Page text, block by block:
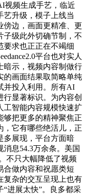
视频生成手艺，临近
艺升级，模子上线当
傍边，画面更精准、更
子级此外切确节制，不
要求也正正在不竭细
平台也对实人
暗示，视频内容制做行
的画面结果取简略单纯
并投入利用。所有AI
显著标识。为内容创
工智能内容规模快速扩
够把更多的精神聚焦正
，它有哪些绝活儿，正
多展现，平台方面暗
息54.3万余条。美国
不只大幅降低了视频
合做内容和祝愿类短
复杂的交互呈现上也有
进展太快”。良多都采